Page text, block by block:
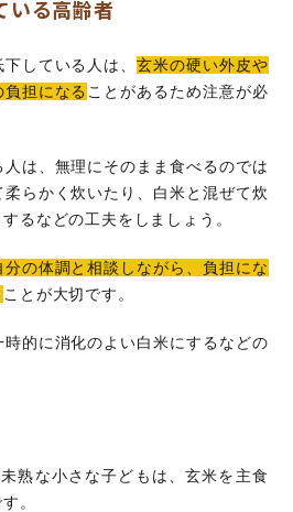
いる高齢者
している人は、玄米の硬い外皮や
担になる ことがあるため注意が必
は、無理にそのまま食べるのでは
らかく炊いたり、白米と混ぜて炊
るなどの工夫をしましょう。
分の体調と相談しながら、負担にな
ことが大切です。
的に消化のよい白米にするなどの
熟な小さな子どもは、玄米を主食
。